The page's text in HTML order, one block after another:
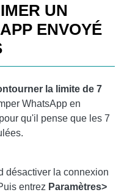
UN
ENVOYÉ
la limite de 7
WhatsApp en
qu'il pense que les 7
désactiver la connexion
entrez Paramètres>